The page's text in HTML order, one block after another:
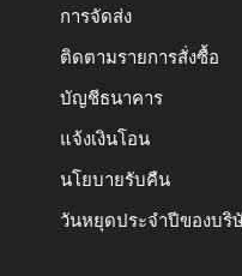
การจัดส่ง
ติดตามรายการสั่งซื้อ
บัญชีธนาคาร
แจ้งเงินโอน
นโยบายรับคืน
วันหยุดประจำปีของบริ